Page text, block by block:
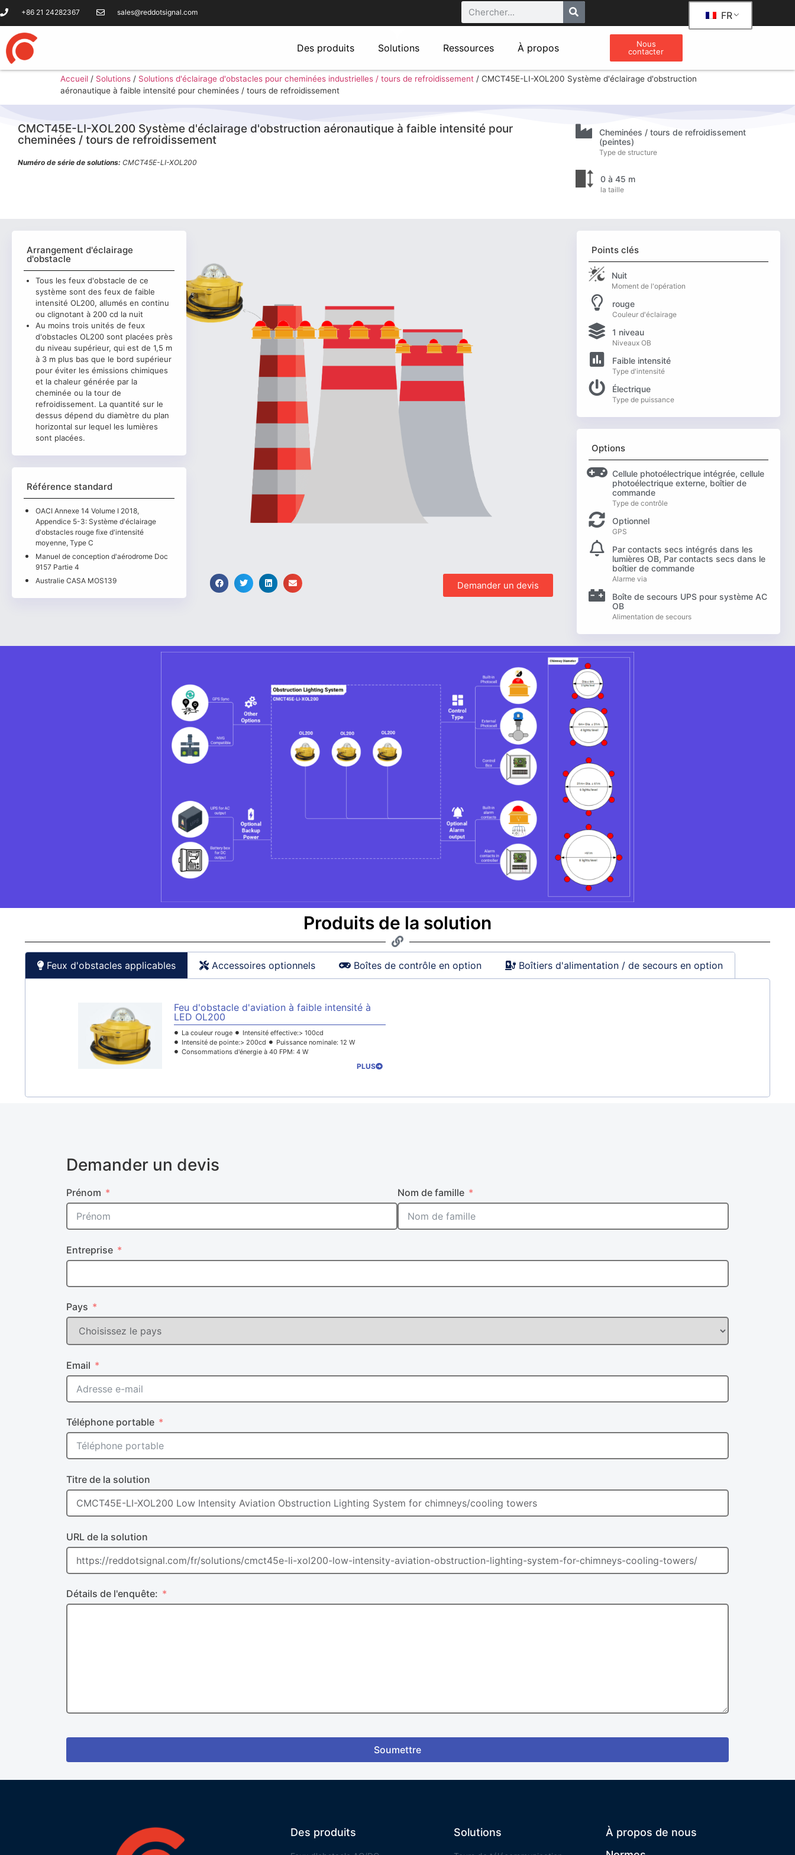
+86 21 24282367 sales@reddotsignal.com FR
Des produits Solutions Ressources À propos
Nous
contacter
Accueil / Solutions / Solutions d'éclairage d'obstacles pour cheminées industrielles / tours de refroidissement / CMCT45E-LI-XOL200 Système d'éclairage d'obstruction
aéronautique à faible intensité pour cheminées / tours de refroidissement
CMCT45E-LI-XOL200 Système d'éclairage d'obstruction aéronautique à faible intensité pour
cheminées / tours de refroidissement
Numéro de série de solutions: CMCT45E-LI-XOL200
Cheminées / tours de refroidissement
(peintes)
Type de structure
0 à 45 m
la taille
Arrangement d'éclairage
d'obstacle
Tous les feux d'obstacle de ce
système sont des feux de faible
intensité OL200, allumés en continu
ou clignotant à 200 cd la nuit
Au moins trois unités de feux
d'obstacles OL200 sont placées près
du niveau supérieur, qui est de 1,5 m
à 3 m plus bas que le bord supérieur
pour éviter les émissions chimiques
et la chaleur générée par la
cheminée ou la tour de
refroidissement. La quantité sur le
dessus dépend du diamètre du plan
horizontal sur lequel les lumières
sont placées.
Référence standard
OACI Annexe 14 Volume I 2018,
Appendice 5-3: Système d'éclairage
d'obstacles rouge fixe d'intensité
moyenne, Type C
Manuel de conception d'aérodrome Doc
9157 Partie 4
Australie CASA MOS139
Demander un devis
Points clés
Nuit
Moment de l'opération
rouge
Couleur d'éclairage
1 niveau
Niveaux OB
Faible intensité
Type d'intensité
Électrique
Type de puissance
Options
Cellule photoélectrique intégrée, cellule
photoélectrique externe, boîtier de
commande
Type de contrôle
Optionnel
GPS
Par contacts secs intégrés dans les
lumières OB, Par contacts secs dans le
boîtier de commande
Alarme via
Boîte de secours UPS pour système AC
OB
Alimentation de secours
Produits de la solution
Feux d'obstacles applicables Accessoires optionnels Boîtes de contrôle en option Boîtiers d'alimentation / de secours en option
Feu d'obstacle d'aviation à faible intensité à
LED OL200
La couleur rouge
Intensité effective:> 100cd
Intensité de pointe:> 200cd
Puissance nominale: 12 W
Consommations d'énergie à 40 FPM: 4 W
PLUS
Demander un devis
Prénom Nom de famille
Entreprise
Pays
Email
Téléphone portable
Titre de la solution
URL de la solution
Détails de l'enquête:
Soumettre
Des produits Solutions
À propos de nous